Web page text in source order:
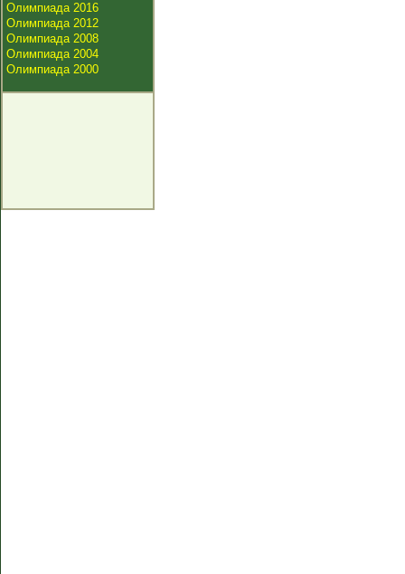
Олимпиада 2016
Олимпиада 2012
Олимпиада 2008
Олимпиада 2004
Олимпиада 2000